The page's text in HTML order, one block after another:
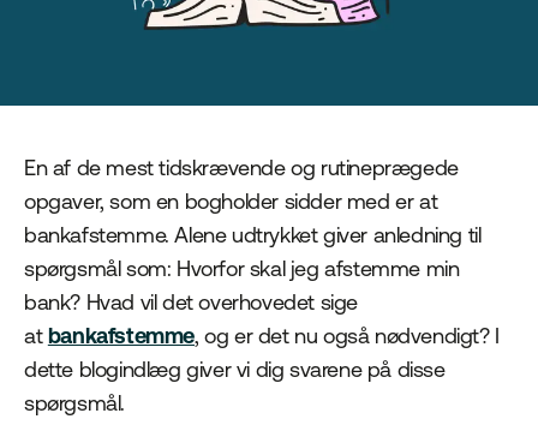
En af de mest tidskrævende og rutineprægede
opgaver, som en bogholder sidder med er at
bankafstemme. Alene udtrykket giver anledning til
spørgsmål som: Hvorfor skal jeg afstemme min
bank? Hvad vil det overhovedet sige
atbankafstemme, og er det nu også nødvendigt? I
dette blogindlæg giver vi dig svarene på disse
spørgsmål.